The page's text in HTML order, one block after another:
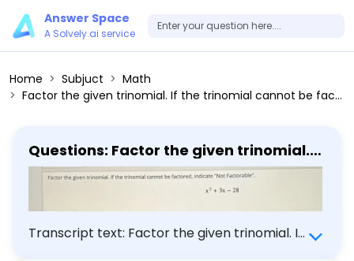
Answer Space
A Solvely.ai service
Home Subjuct
Math
Factor the given trinomial. If the trinomial cannot be factored, indicate "Not Factorable". x^2+3x-28
Questions: Factor the given trinomial.
If the trinomial cannot be factored,
indicate "Not Factorable". x^2+3x-28
Transcript text: Factor the given trinomial. If